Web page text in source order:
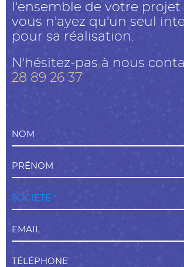
l'ensemble de votre
vous n'ayez qu'un seul
pour sa réalisation.
N'hésitez-pas à nous
28 89 26 37
NOM
PRÉNOM
SOCIÉTÉ *
EMAIL
TÉLÉPHONE